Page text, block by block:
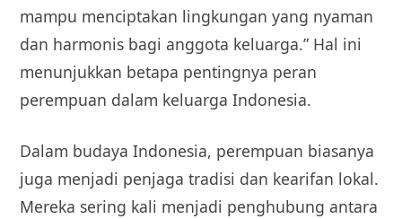
mampu menciptakan lingkungan yang nyaman
dan harmonis bagi anggota keluarga.” Hal ini
menunjukkan betapa pentingnya peran
perempuan dalam keluarga Indonesia.
Dalam budaya Indonesia, perempuan biasanya
juga menjadi penjaga tradisi dan kearifan lokal.
Mereka sering kali menjadi penghubung antara